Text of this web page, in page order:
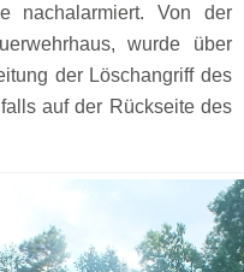
nachalarmiert. Von der
wurde über
der Löschangriff des
auf der Rückseite des